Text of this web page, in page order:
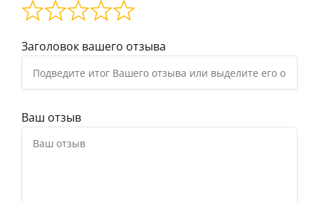
Заголовок вашего отзыва
Ваш отзыв